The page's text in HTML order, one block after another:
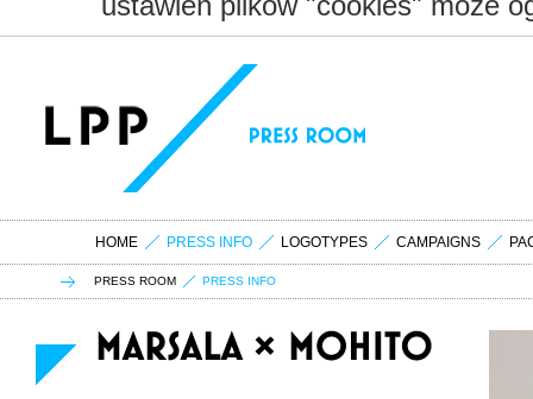
HOME PRESS INFO LOGOTYPES CAMPAIGNS
PRESS ROOM PRESS INFO